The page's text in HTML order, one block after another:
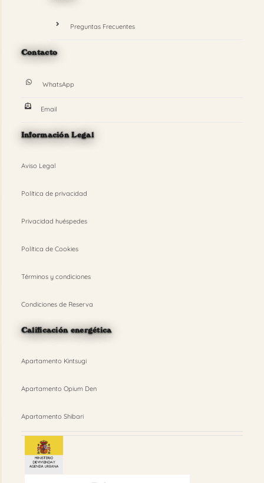
Preguntas Frecuentes
Contacto
WhatsApp
Email
Información Legal
Aviso Legal
Política de privacidad
Privacidad huéspedes
Política de Cookies
Términos y condiciones
Condiciones de Reserva
Calificación energética
Apartamento Kintsugi
Apartamento Opium Den
Apartamento Shibari